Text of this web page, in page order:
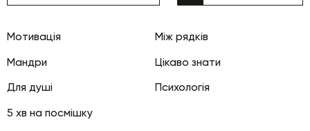
Мотивація
Між рядків
Мандри
Цікаво знати
Для душі
Психологія
5 хв на посмішку